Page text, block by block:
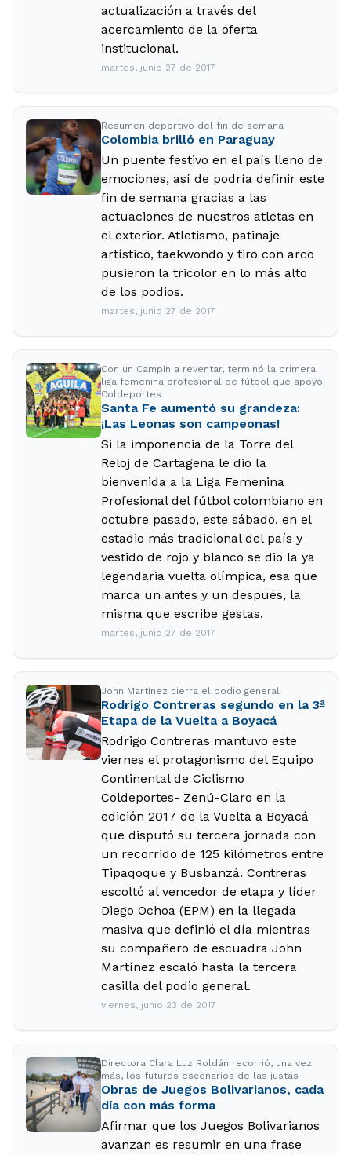
actualización a través del
acercamiento de la oferta
institucional.
martes, junio 27 de 2017
Resumen deportivo del fin de semana
Colombia brilló en Paraguay
Un puente festivo en el país lleno de
emociones, así de podría definir este
fin de semana gracias a las
actuaciones de nuestros atletas en
el exterior. Atletismo, patinaje
artístico, taekwondo y tiro con arco
pusieron la tricolor en lo más alto
de los podios.
martes, junio 27 de 2017
Con un Campín a reventar, terminó la primera
liga femenina profesional de fútbol que apoyó
Coldeportes
Santa Fe aumentó su grandeza:
¡Las Leonas son campeonas!
Si la imponencia de la Torre del
Reloj de Cartagena le dio la
bienvenida a la Liga Femenina
Profesional del fútbol colombiano en
octubre pasado, este sábado, en el
estadio más tradicional del país y
vestido de rojo y blanco se dio la ya
legendaria vuelta olímpica, esa que
marca un antes y un después, la
misma que escribe gestas.
martes, junio 27 de 2017
John Martínez cierra el podio general
Rodrigo Contreras segundo en la 3ª
Etapa de la Vuelta a Boyacá
Rodrigo Contreras mantuvo este
viernes el protagonismo del Equipo
Continental de Ciclismo
Coldeportes- Zenú-Claro en la
edición 2017 de la Vuelta a Boyacá
que disputó su tercera jornada con
un recorrido de 125 kilómetros entre
Tipaqoque y Busbanzá. Contreras
escoltó al vencedor de etapa y líder
Diego Ochoa (EPM) en la llegada
masiva que definió el día mientras
su compañero de escuadra John
Martínez escaló hasta la tercera
casilla del podio general.
viernes, junio 23 de 2017
Directora Clara Luz Roldán recorrió, una vez
más, los futuros escenarios de las justas
Obras de Juegos Bolivarianos, cada
día con más forma
Afirmar que los Juegos Bolivarianos
avanzan es resumir en una frase